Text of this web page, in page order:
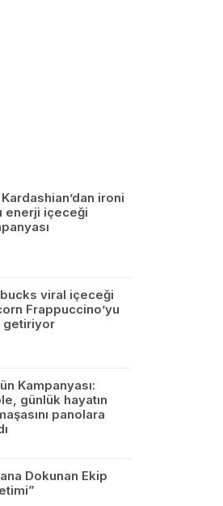
ironi
enerji içeceği
viral içeceği
Frappuccino’yu
getiriyor
Kampanyası:
günlük hayatın
panolara
Dokunan Ekip